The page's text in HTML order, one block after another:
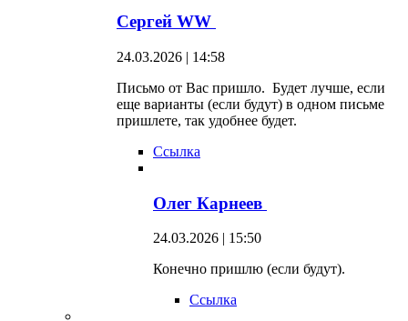
Сергей WW
24.03.2026 | 14:58
Письмо от Вас пришло. Будет лучше, если
еще варианты (если будут) в одном письме
пришлете, так удобнее будет.
Ссылка
Олег Карнеев
24.03.2026 | 15:50
Конечно пришлю (если будут).
Ссылка